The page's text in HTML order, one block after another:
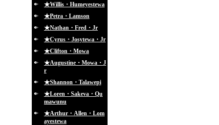
★Willis・Humeyestewa
★Petra・Lamson
★Nathan・Fred・Jr
★Cyrus・Josytewa・Jr
★Clifton・Mowa
★Augustine・Mowa・J
r
★Shannon・Talawepi
★Loren・Sakeva・Qu
mawunu
★Arthur・Allen・Lom
ayestewa